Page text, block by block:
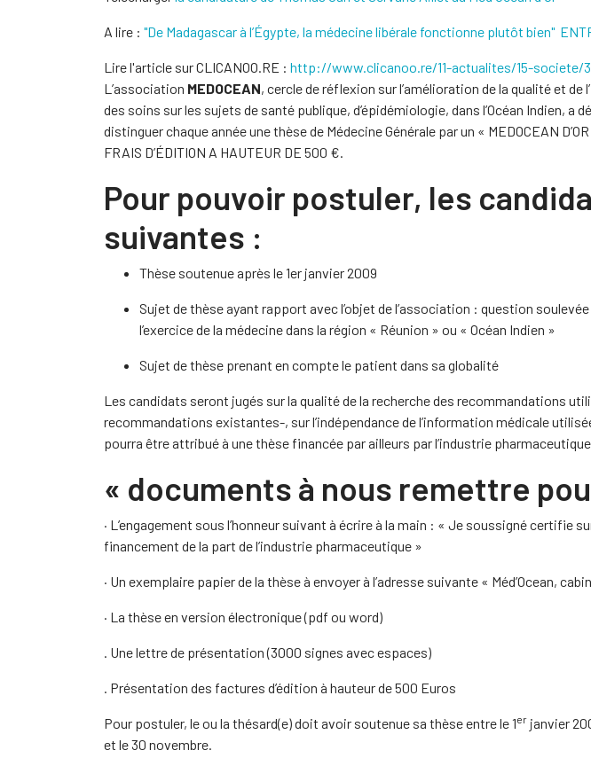
A lire : "De Madagascar à l’Égypte, la médecine libérale fonctionne plutôt bien"
Lire l'article sur CLICANOO.RE : http://www.clicanoo.re/11-actualites/15-societe/
L’association MEDOCEAN, cercle de réflexion sur l’amélioration de la qualité et de
des soins sur les sujets de santé publique, d’épidémiologie, dans l’Océan Indien, a
distinguer chaque année une thèse de Médecine Générale par un « MEDOCEAN
FRAIS D’ÉDITION A HAUTEUR DE 500 €.
Pour pouvoir postuler, les
suivantes :
Thèse soutenue après le 1er janvier 2009
Sujet de thèse ayant rapport avec l’objet de l’association : question
l’exercice de la médecine dans la région « Réunion » ou « Océan Indien »
Sujet de thèse prenant en compte le patient dans sa globalité
Les candidats seront jugés sur la qualité de la recherche des recommandations
recommandations existantes-, sur l’indépendance de l’information médicale
pourra être attribué à une thèse financée par ailleurs par l’industrie
« documents à nous remettre
· L’engagement sous l’honneur suivant à écrire à la main : « Je soussigné certifie
financement de la part de l’industrie pharmaceutique »
· Un exemplaire papier de la thèse à envoyer à l’adresse suivante « Méd’Ocean,
· La thèse en version électronique (pdf ou word)
. Une lettre de présentation (3000 signes avec espaces)
. Présentation des factures d’édition à hauteur de 500 Euros
Pour postuler, le ou la thésard(e) doit avoir soutenue sa thèse entre le 1er janvier
et le 30 novembre.